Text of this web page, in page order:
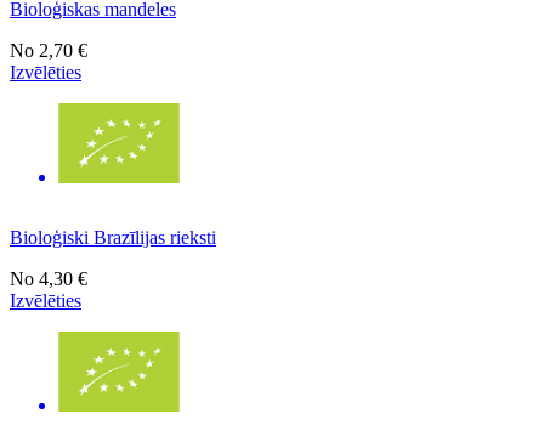
Bioloģiskas mandeles
No 2,70 €
Izvēlēties
Bioloģiski Brazīlijas rieksti
No 4,30 €
Izvēlēties